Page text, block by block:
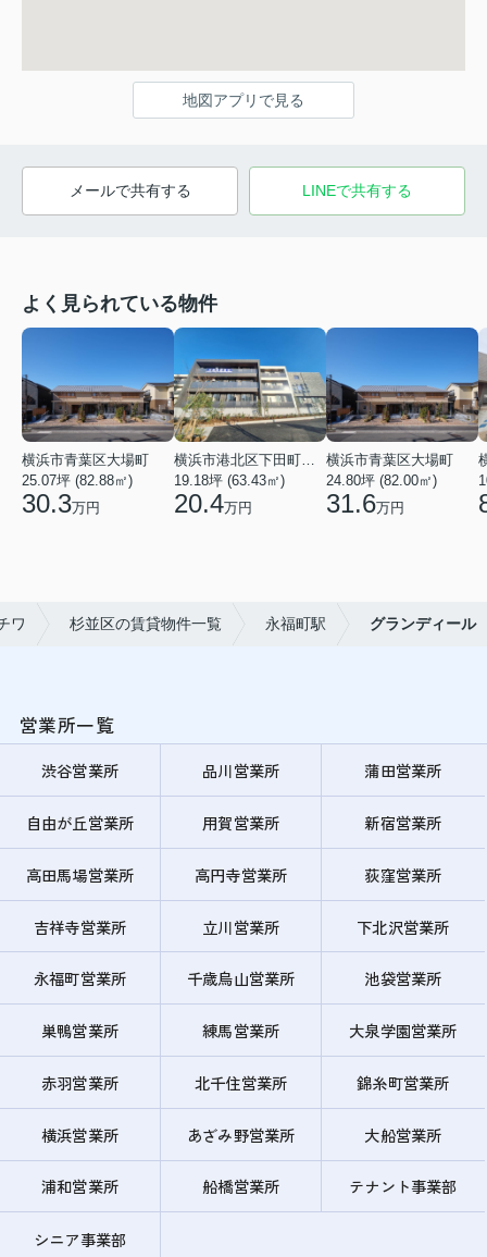
地図アプリで見る
メールで共有する LINEで共有する
よく見られている物件
横浜市青葉区大場町
25.07坪 (82.88㎡)
30.3万円
19.18坪 (63.43㎡)
20.4万円
横浜市青葉区大場町
24.80坪 (82.00㎡)
31.6万円
ワ 杉並区の賃貸物件一覧 永福町駅 グランディール
営業所一覧
渋谷営業所 品川営業所 蒲田営業所
自由が丘営業所 用賀営業所 新宿営業所
高田馬場営業所 高円寺営業所 荻窪営業所
吉祥寺営業所 立川営業所 下北沢営業所
永福町営業所 千歳烏山営業所 池袋営業所
巣鴨営業所 練馬営業所 大泉学園営業所
赤羽営業所 北千住営業所 錦糸町営業所
横浜営業所 あざみ野営業所 大船営業所
浦和営業所 船橋営業所 テナント事業部
シニア事業部